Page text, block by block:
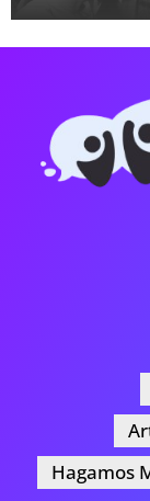
Hagamos